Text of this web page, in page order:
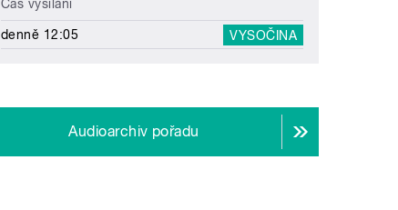
Čas vysílání
denně 12:05 VYSOČINA
Audioarchiv pořadu